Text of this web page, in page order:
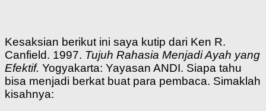
Kesaksian berikut ini saya kutip dari Ken R.
Canfield. 1997. Tujuh Rahasia Menjadi Ayah yang
Efektif. Yogyakarta: Yayasan ANDI. Siapa tahu
bisa menjadi berkat buat para pembaca. Simaklah
kisahnya: